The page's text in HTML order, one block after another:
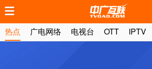
热点 广电网络 电视台 OTT IPTV